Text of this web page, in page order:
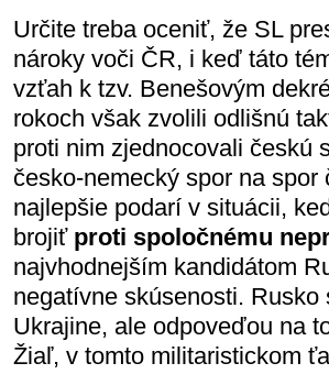
Určite treba oceniť, že SL
nároky voči ČR, i keď táto
vzťah k tzv. Benešovým
rokoch však zvolili odlišnú
proti nim zjednocovali českú
česko-nemecký spor na
najlepšie podarí v situácii,
brojiť proti spoločnému
najvhodnejším kandidátom
negatívne skúsenosti.
Ukrajine, ale odpoveďou na
Žiaľ, v tomto militaristickom